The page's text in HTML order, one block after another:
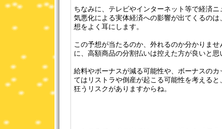
ちなみに、テレビやインターネット等で経済
気悪化による実体経済への影響が出てくるの
想をよく耳にします。
この予想が当たるのか、外れるのか分かりま
に、高額商品の分割払いは控えた方が良いと思
給料やボーナスが減る可能性や、ボーナスの
てはリストラや倒産が起こる可能性を考える
狂うリスクがありますからね。